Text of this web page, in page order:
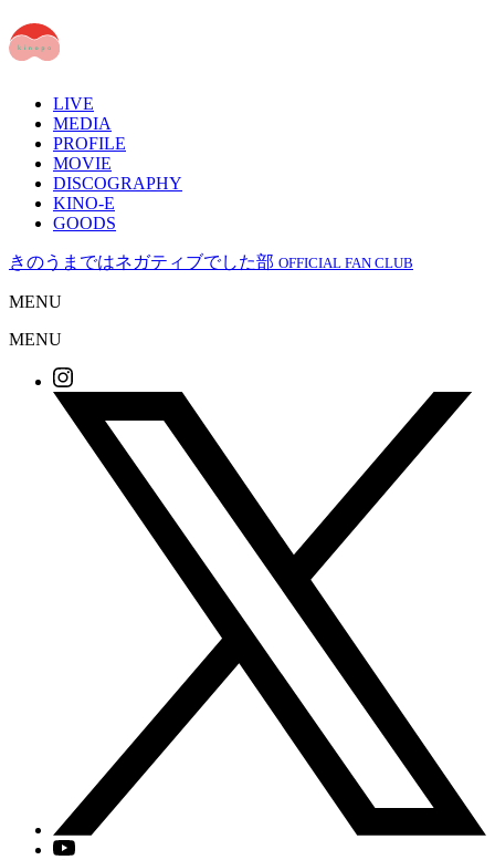
LIVE
MEDIA
PROFILE
MOVIE
DISCOGRAPHY
KINO-E
GOODS
きのうまではネガティブでした部 OFFICIAL FAN CLUB
MENU
MENU